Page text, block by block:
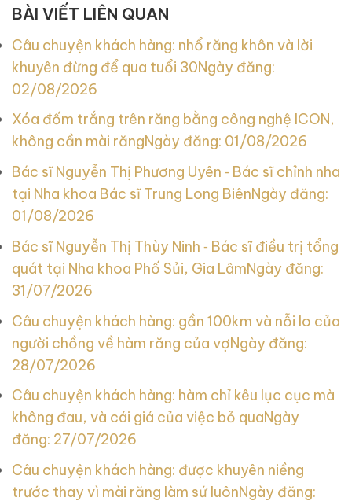
BÀI VIẾT LIÊN QUAN
Câu chuyện khách hàng: nhổ răng khôn và lời
khuyên đừng để qua tuổi 30Ngày đăng:
02/08/2026
Xóa đốm trắng trên răng bằng công nghệ ICON,
không cần mài răngNgày đăng: 01/08/2026
Bác sĩ Nguyễn Thị Phương Uyên ‑ Bác sĩ chỉnh nha
tại Nha khoa Bác sĩ Trung Long BiênNgày đăng:
01/08/2026
Bác sĩ Nguyễn Thị Thùy Ninh ‑ Bác sĩ điều trị tổng
quát tại Nha khoa Phố Sủi, Gia LâmNgày đăng:
31/07/2026
Câu chuyện khách hàng: gần 100km và nỗi lo của
người chồng về hàm răng của vợNgày đăng:
28/07/2026
Câu chuyện khách hàng: hàm chỉ kêu lục cục mà
không đau, và cái giá của việc bỏ quaNgày
đăng: 27/07/2026
Câu chuyện khách hàng: được khuyên niềng
trước thay vì mài răng làm sứ luônNgày đăng: